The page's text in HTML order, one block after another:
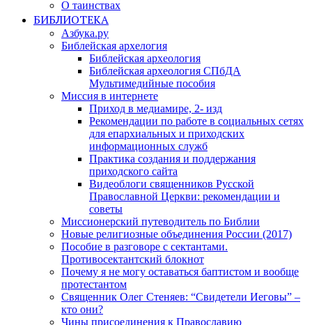
О таинствах
БИБЛИОТЕКА
Азбука.ру
Библейская архелогия
Библейская археология
Библейская археология СПбДА
Мультимедийные пособия
Миссия в интернете
Приход в медиамире, 2- изд
Рекомендации по работе в социальных сетях
для епархиальных и приходских
информационных служб
Практика создания и поддержания
приходского сайта
Видеоблоги священников Русской
Православной Церкви: рекомендации и
советы
Миссионерский путеводитель по Библии
Новые религиозные объединения России (2017)
Пособие в разговоре с сектантами.
Противосектантский блокнот
Почему я не могу оставаться баптистом и вообще
протестантом
Священник Олег Стеняев: “Свидетели Иеговы” –
кто они?
Чины присоединения к Православию